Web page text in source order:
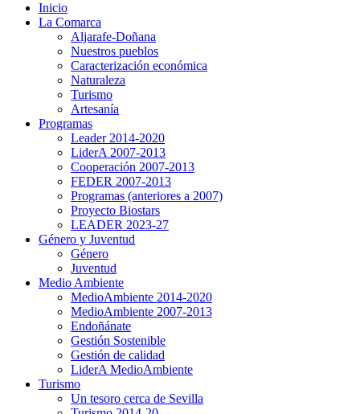
Inicio
La Comarca
Aljarafe-Doñana
Nuestros pueblos
Caracterización económica
Naturaleza
Turismo
Artesanía
Programas
Leader 2014-2020
LiderA 2007-2013
Cooperación 2007-2013
FEDER 2007-2013
Programas (anteriores a 2007)
Proyecto Biostars
LEADER 2023-27
Género y Juventud
Género
Juventud
Medio Ambiente
MedioAmbiente 2014-2020
MedioAmbiente 2007-2013
Endoñánate
Gestión Sostenible
Gestión de calidad
LiderA MedioAmbiente
Turismo
Un tesoro cerca de Sevilla